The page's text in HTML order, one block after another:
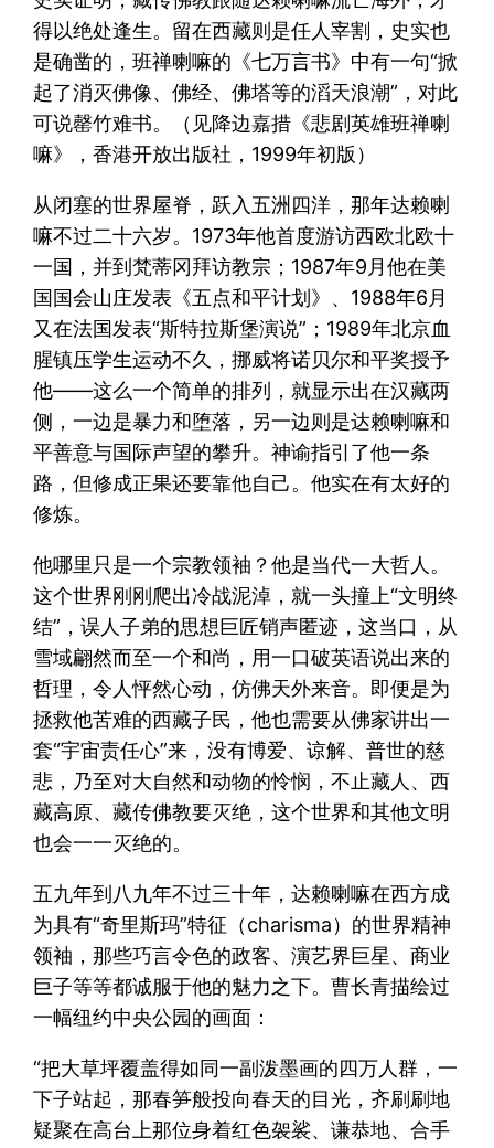
得以绝处逢生。留在西藏则是任人宰割，史实也
是确凿的，班禅喇嘛的《七万言书》中有一句“掀
起了消灭佛像、佛经、佛塔等的滔天浪潮”，对此
可说罄竹难书。（见降边嘉措《悲剧英雄班禅喇
嘛》，香港开放出版社，1999年初版）
从闭塞的世界屋脊，跃入五洲四洋，那年达赖喇
嘛不过二十六岁。1973年他首度游访西欧北欧十
一国，并到梵蒂冈拜访教宗；1987年9月他在美
国国会山庄发表《五点和平计划》、1988年6月
又在法国发表“斯特拉斯堡演说”；1989年北京血
腥镇压学生运动不久，挪威将诺贝尔和平奖授予
他——这么一个简单的排列，就显示出在汉藏两
侧，一边是暴力和堕落，另一边则是达赖喇嘛和
平善意与国际声望的攀升。神谕指引了他一条
路，但修成正果还要靠他自己。他实在有太好的
修炼。
他哪里只是一个宗教领袖？他是当代一大哲人。
这个世界刚刚爬出冷战泥淖，就一头撞上“文明终
结”，误人子弟的思想巨匠销声匿迹，这当口，从
雪域翩然而至一个和尚，用一口破英语说出来的
哲理，令人怦然心动，仿佛天外来音。即便是为
拯救他苦难的西藏子民，他也需要从佛家讲出一
套“宇宙责任心”来，没有博爱、谅解、普世的慈
悲，乃至对大自然和动物的怜悯，不止藏人、西
藏高原、藏传佛教要灭绝，这个世界和其他文明
也会一一灭绝的。
五九年到八九年不过三十年，达赖喇嘛在西方成
为具有“奇里斯玛”特征（charisma）的世界精神
领袖，那些巧言令色的政客、演艺界巨星、商业
巨子等等都诚服于他的魅力之下。曹长青描绘过
一幅纽约中央公园的画面：
“把大草坪覆盖得如同一副泼墨画的四万人群，一
下子站起，那春笋般投向春天的目光，齐刷刷地
疑聚在高台上那位身着红色袈裟、谦恭地、合手